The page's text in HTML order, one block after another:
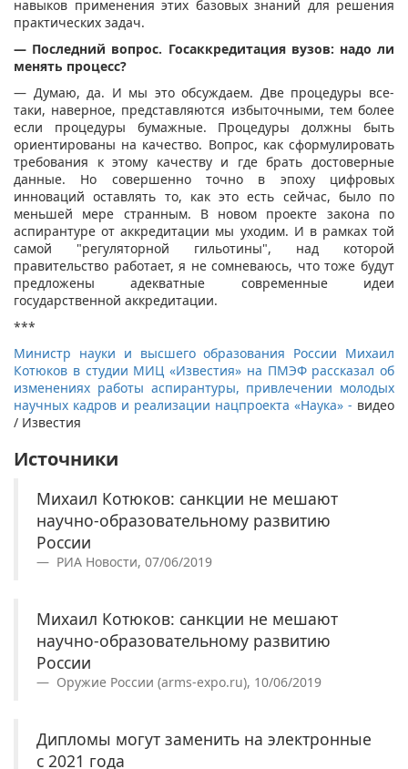
навыков применения этих базовых знаний для решения
практических задач.
— Последний вопрос. Госаккредитация вузов: надо ли
менять процесс?
— Думаю, да. И мы это обсуждаем. Две процедуры все-
таки, наверное, представляются избыточными, тем более
если процедуры бумажные. Процедуры должны быть
ориентированы на качество. Вопрос, как сформулировать
требования к этому качеству и где брать достоверные
данные. Но совершенно точно в эпоху цифровых
инноваций оставлять то, как это есть сейчас, было по
меньшей мере странным. В новом проекте закона по
аспирантуре от аккредитации мы уходим. И в рамках той
самой "регуляторной гильотины", над которой
правительство работает, я не сомневаюсь, что тоже будут
предложены адекватные современные идеи
государственной аккредитации.
***
Министр науки и высшего образования России Михаил
Котюков в студии МИЦ «Известия» на ПМЭФ рассказал об
изменениях работы аспирантуры, привлечении молодых
научных кадров и реализации нацпроекта «Наука» - видео
/ Известия
Источники
Михаил Котюков: санкции не мешают
научно-образовательному развитию
России
РИА Новости, 07/06/2019
Михаил Котюков: санкции не мешают
научно-образовательному развитию
России
Оружие России (arms-expo.ru), 10/06/2019
Дипломы могут заменить на электронные
с 2021 года